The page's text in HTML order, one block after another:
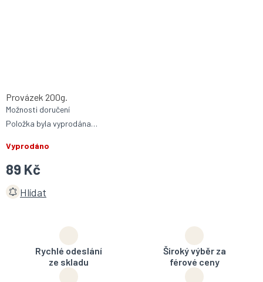
89 Kč
Vyprodáno
Možnosti doručení
Položka byla vyprodána…
Provázek 200g.
Hlídat
Rychlé odeslání
ze skladu
Široký výběr za
férové ceny